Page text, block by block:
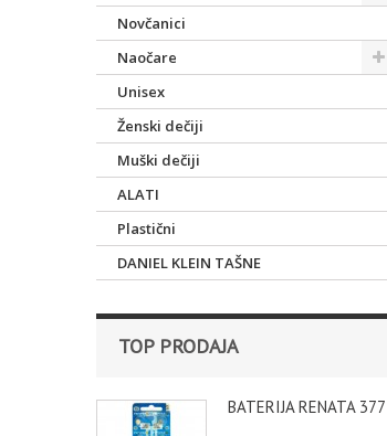
Novčanici
Naočare
Unisex
Ženski dečiji
Muški dečiji
ALATI
Plastični
DANIEL KLEIN TAŠNE
TOP PRODAJA
BATERIJA RENATA 377